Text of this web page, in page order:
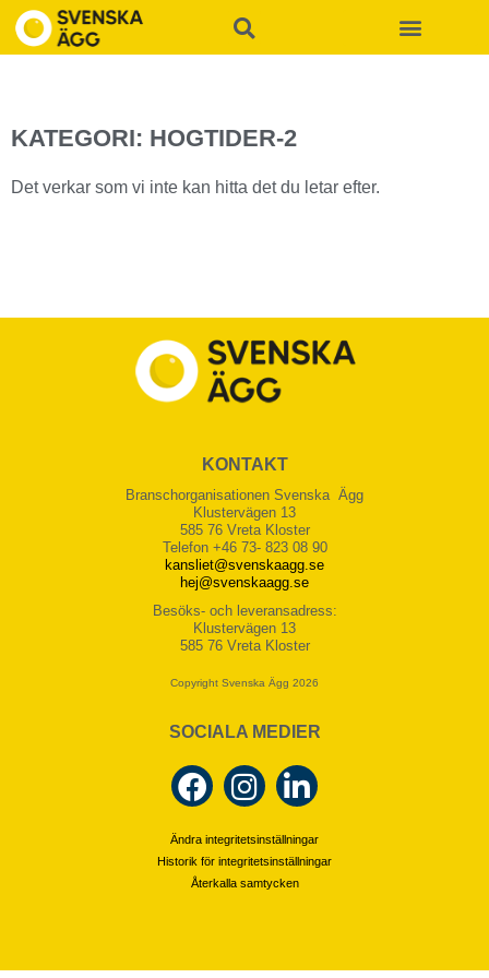
KATEGORI: HOGTIDER-2
Det verkar som vi inte kan hitta det du letar efter.
KONTAKT
Branschorganisationen Svenska Ägg
Klustervägen 13
585 76 Vreta Kloster
Telefon +46 73- 823 08 90
kansliet@svenskaagg.se
hej@svenskaagg.se
Besöks- och leveransadress:
Klustervägen 13
585 76 Vreta Kloster
Copyright Svenska Ägg 2026
SOCIALA MEDIER
Ändra integritetsinställningar
Historik för integritetsinställningar
Återkalla samtycken